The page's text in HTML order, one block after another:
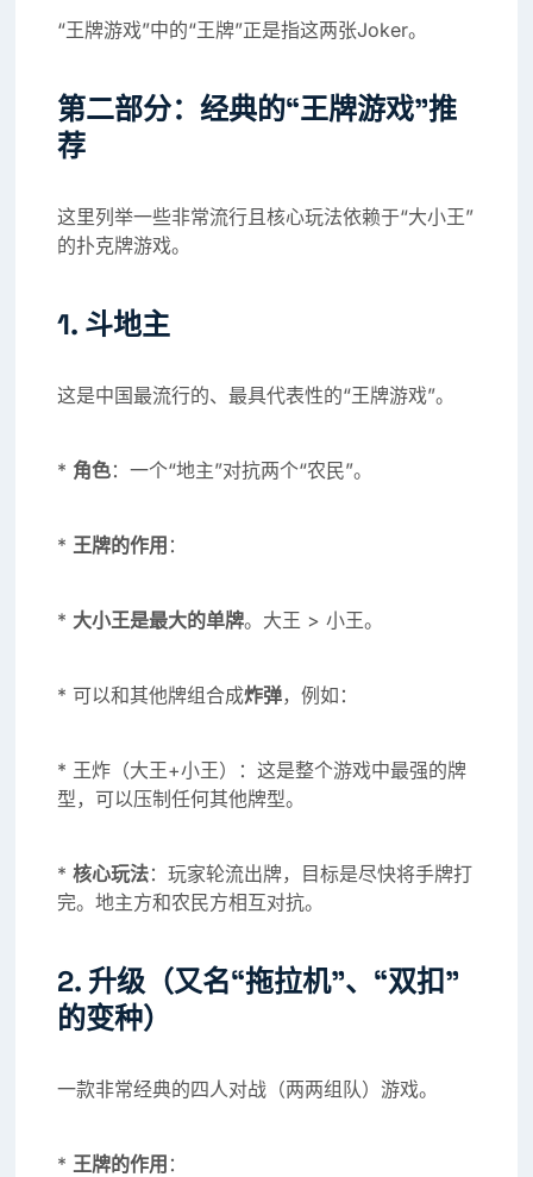
“王牌游戏”中的“王牌”正是指这两张Joker。
第二部分：经典的“王牌游戏”推
荐
这里列举一些非常流行且核心玩法依赖于“大小王”
的扑克牌游戏。
1. 斗地主
这是中国最流行的、最具代表性的“王牌游戏”。
* 角色：一个“地主”对抗两个“农民”。
* 王牌的作用 ：
* 大小王是最大的单牌。大王 > 小王。
* 可以和其他牌组合成炸弹，例如：
* 王炸（大王+小王）：这是整个游戏中最强的牌
型，可以压制任何其他牌型。
* 核心玩法：玩家轮流出牌，目标是尽快将手牌打
完。地主方和农民方相互对抗。
2. 升级（又名“拖拉机”、“双扣”
的变种）
一款非常经典的四人对战（两两组队）游戏。
* 王牌的作用 ：